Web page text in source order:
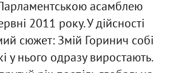
асамблею
2011 року. У дійсності
сюжет: Змій Горинич собі
у нього одразу виростають.